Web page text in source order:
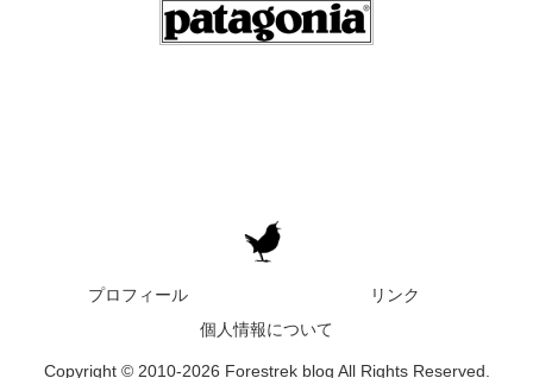
プロフィール
リンク
個人情報について
Copyright © 2010-2026 Forestrek blog All Rights Reserved.